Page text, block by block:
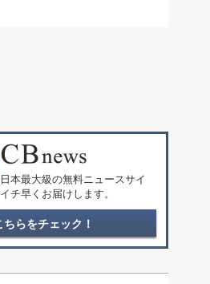
本最大級の無料ニュースサイ
チ早くお届けします。
らをチェック！